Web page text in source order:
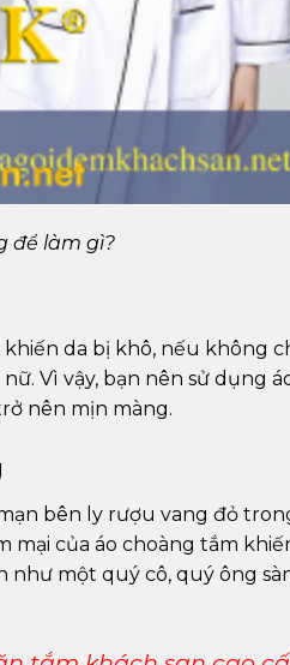
để làm gì?
da bị khô, nếu không
Vì vậy, bạn nên sử dụng
nên mịn màng.
bên ly rượu vang đỏ
mại của áo choàng tắm
một quý cô, quý ông